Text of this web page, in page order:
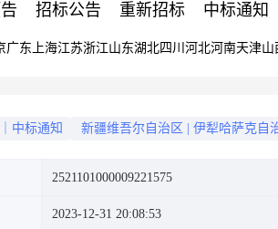
招标公告 重新招标 中标通知
广东 上海江苏浙江山东湖北四川 河北河南天津山
中标通知 新疆维吾尔自治区 伊犁哈萨克自
2521101000009221575
2023-12-31 20:08:53